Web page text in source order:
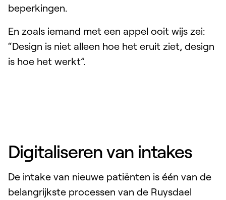
beperkingen.
En zoals iemand met een appel ooit wijs zei:
“Design is niet alleen hoe het eruit ziet, design
is hoe het werkt”.
Digitaliseren van intakes
De intake van nieuwe patiënten is één van de
belangrijkste processen van de Ruysdael